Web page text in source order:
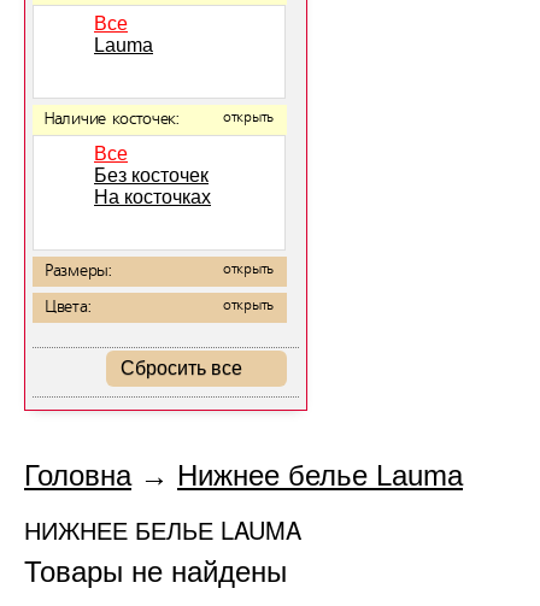
Все
Lauma
Наличие косточек: открыть
Все
Без косточек
На косточках
Размеры: открыть
Цвета: открыть
Сбросить все
Головна→ Нижнее белье Lauma
НИЖНЕЕ БЕЛЬЕ LAUMA
Товары не найдены